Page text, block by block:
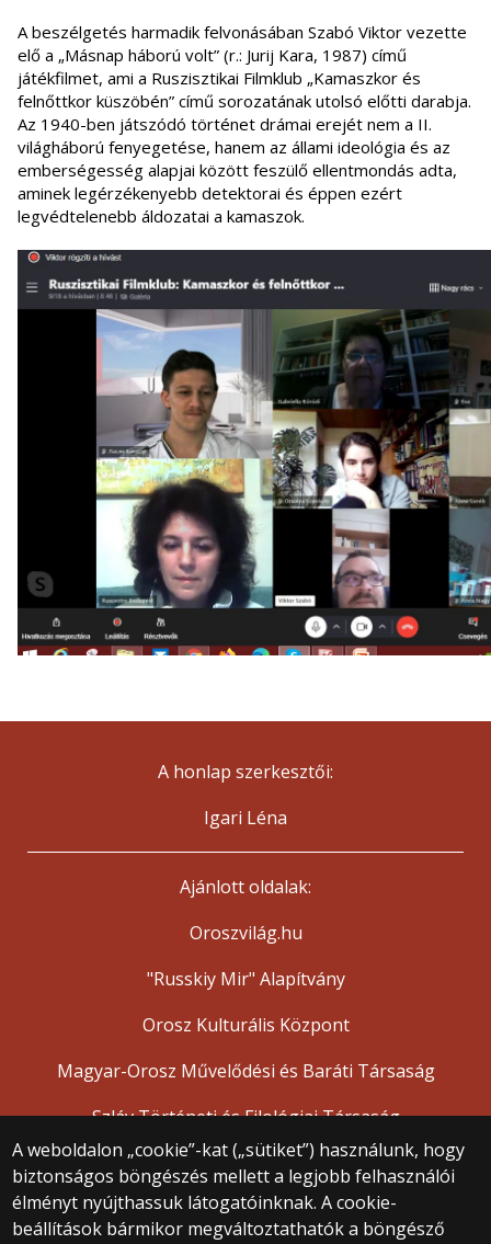
A beszélgetés harmadik felvonásában Szabó Viktor vezette
elő a „Másnap háború volt” (r.: Jurij Kara, 1987) című
játékfilmet, ami a Ruszisztikai Filmklub „Kamaszkor és
felnőttkor küszöbén” című sorozatának utolsó előtti darabja.
Az 1940-ben játszódó történet drámai erejét nem a II.
világháború fenyegetése, hanem az állami ideológia és az
emberségesség alapjai között feszülő ellentmondás adta,
aminek legérzékenyebb detektorai és éppen ezért
legvédtelenebb áldozatai a kamaszok.
A weboldalon „cookie”-kat („sütiket”) használunk, hogy
biztonságos böngészés mellett a legjobb felhasználói
élményt nyújthassuk látogatóinknak. A cookie-
beállítások bármikor megváltoztathatók a böngésző
A honlap szerkesztői:
Igari Léna
Ajánlott oldalak:
Oroszvilág.hu
"Russkiy Mir" Alapítvány
Orosz Kulturális Központ
Magyar-Orosz Művelődési és Baráti Társaság
Szláv Történeti és Filológiai Társaság
© 2025 Eötvös Loránd Tudományegyetem
Minden jog fenntartva.
1053 Budapest, Egyetem tér 1–3.